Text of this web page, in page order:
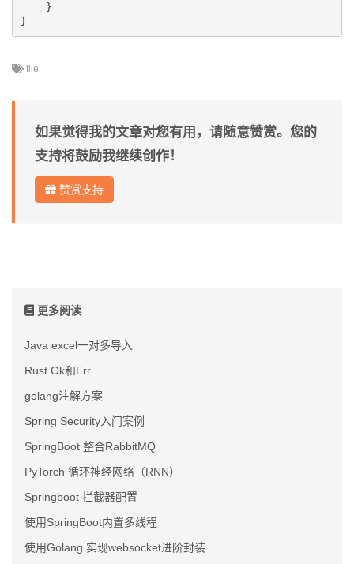
    }
file
如果觉得我的文章对您有用，请随意赞赏。您的
支持将鼓励我继续创作！
赞赏支持
更多阅读
Java excel一对多导入
Rust Ok和Err
golang注解方案
Spring Security入门案例
SpringBoot 整合RabbitMQ
PyTorch 循环神经网络（RNN）
Springboot 拦截器配置
使用SpringBoot内置多线程
使用Golang 实现websocket进阶封装